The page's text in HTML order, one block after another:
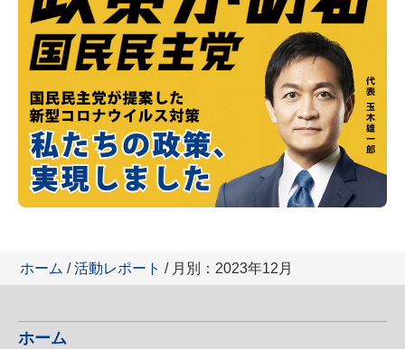
ホーム /活動レポート / 月別：2023年12月
ホーム